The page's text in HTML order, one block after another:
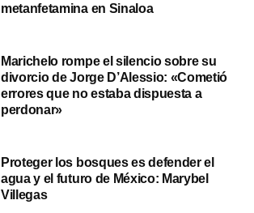
metanfetamina en Sinaloa
Marichelo rompe el silencio sobre su
divorcio de Jorge D’Alessio: «Cometió
errores que no estaba dispuesta a
perdonar»
Proteger los bosques es defender el
agua y el futuro de México: Marybel
Villegas